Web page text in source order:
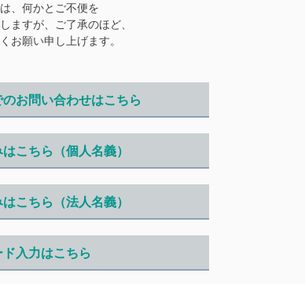
、何かとご不便を
ますが、ご了承のほど、
お願い申し上げます。
のお問い合わせはこちら
こちら（個人名義）
こちら（法人名義）
入力はこちら